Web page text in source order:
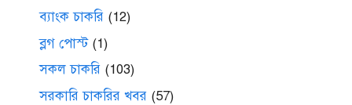
ব্যাংক চাকরি (12)
ব্লগ পোস্ট(1)
সকল চাকরি (103)
সরকারি চাকরির খবর (57)